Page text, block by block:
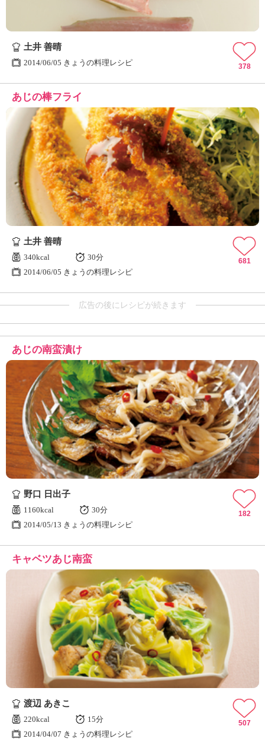
土井 善晴
2014/06/05 きょうの料理レシピ 378
あじの棒フライ
土井 善晴
340kcal
30分
2014/06/05 きょうの料理レシピ
681
広告の後にレシピが続きます
あじの南蛮漬け
野口 日出子
1160kcal
30分
2014/05/13 きょうの料理レシピ
182
キャベツあじ南蛮
渡辺 あきこ
220kcal
15分
2014/04/07 きょうの料理レシピ
507